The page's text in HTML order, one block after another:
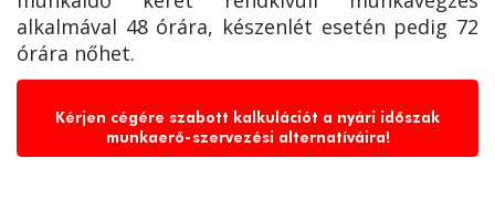
alkalmával 48 órára, készenlét esetén pedig 72
órára nőhet.
Kérjen cégére szabott kalkulációt a nyári időszak
munkaerő-szervezési alternatíváira!